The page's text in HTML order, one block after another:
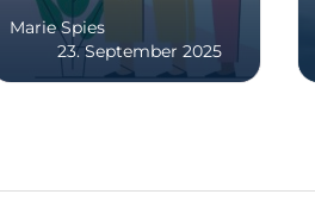
Marie Spies
23. September 2025